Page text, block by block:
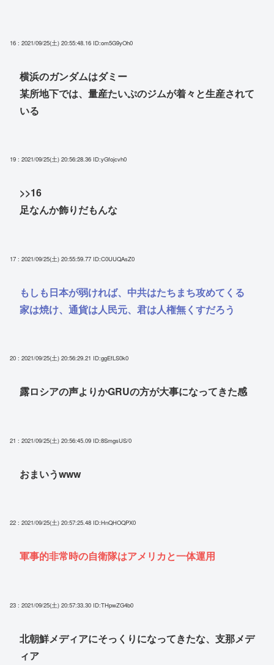
16 : 2021/09/25(土) 20:55:48.16 ID:om5G9yOh0
横浜のガンダムはダミー
某所地下では、量産たいぷのジムが着々と生産されて
いる
19 : 2021/09/25(土) 20:56:28.36 ID:yGfojcvh0
>>16
足なんか飾りだもんな
17 : 2021/09/25(土) 20:55:59.77 ID:C0UUQAsZ0
もしも日本が弱ければ、中共はたちまち攻めてくる
家は焼け、通貨は人民元、君は人権無くすだろう
20 : 2021/09/25(土) 20:56:29.21 ID:ggEfLS0k0
露ロシアの声よりかGRUの方が大事になってきた感
21 : 2021/09/25(土) 20:56:45.09 ID:8SmgsUS/0
おまいうwww
22 : 2021/09/25(土) 20:57:25.48 ID:HnQHOQPX0
軍事的非常時の自衛隊はアメリカと一体運用
23 : 2021/09/25(土) 20:57:33.30 ID:THpwZG4b0
北朝鮮メディアにそっくりになってきたな、支那メデ
ィア